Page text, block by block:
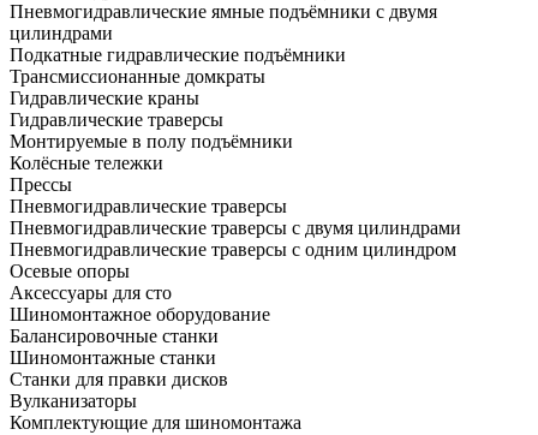
Пневмогидравлические ямные подъёмники с двумя
цилиндрами
Подкатные гидравлические подъёмники
Трансмиссионанные домкраты
Гидравлические краны
Гидравлические траверсы
Монтируемые в полу подъёмники
Колёсные тележки
Прессы
Пневмогидравлические траверсы
Пневмогидравлические траверсы с двумя цилиндрами
Пневмогидравлические траверсы с одним цилиндром
Осевые опоры
Аксессуары для сто
Шиномонтажное оборудование
Балансировочные станки
Шиномонтажные станки
Станки для правки дисков
Вулканизаторы
Комплектующие для шиномонтажа